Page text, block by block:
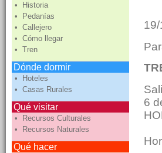
• Historia
• Pedanías
• Callejero
• Cómo llegar
• Tren
Dónde dormir
• Hoteles
• Casas Rurales
Qué visitar
• Recursos Culturales
• Recursos Naturales
Qué hacer
6